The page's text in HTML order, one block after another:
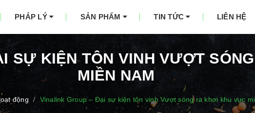
PHÁP LÝ SẢN PHẨM TIN TỨC LIÊN HỆ
SỰ KIỆN TÔN VINH VƯỢT
MIỀN NAM
động / Vinalink Group – Đại sự kiện tôn vinh Vượt sóng ra khơi khu vực